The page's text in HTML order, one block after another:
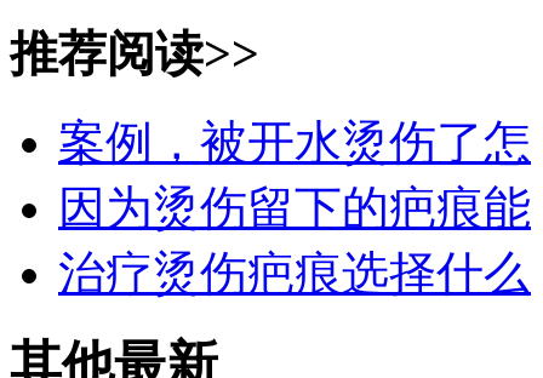
推荐阅读>>
案例，被开水烫伤了怎
因为烫伤留下的疤痕能
治疗烫伤疤痕选择什么
其他最新